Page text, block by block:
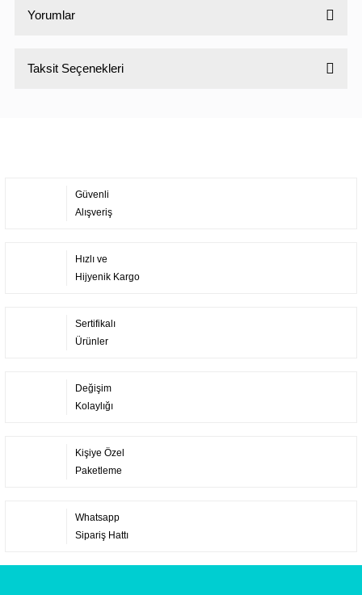
Yorumlar
Taksit Seçenekleri
Güvenli
Alışveriş
Hızlı ve
Hijyenik Kargo
Sertifikalı
Ürünler
Değişim
Kolaylığı
Kişiye Özel
Paketleme
Whatsapp
Sipariş Hattı